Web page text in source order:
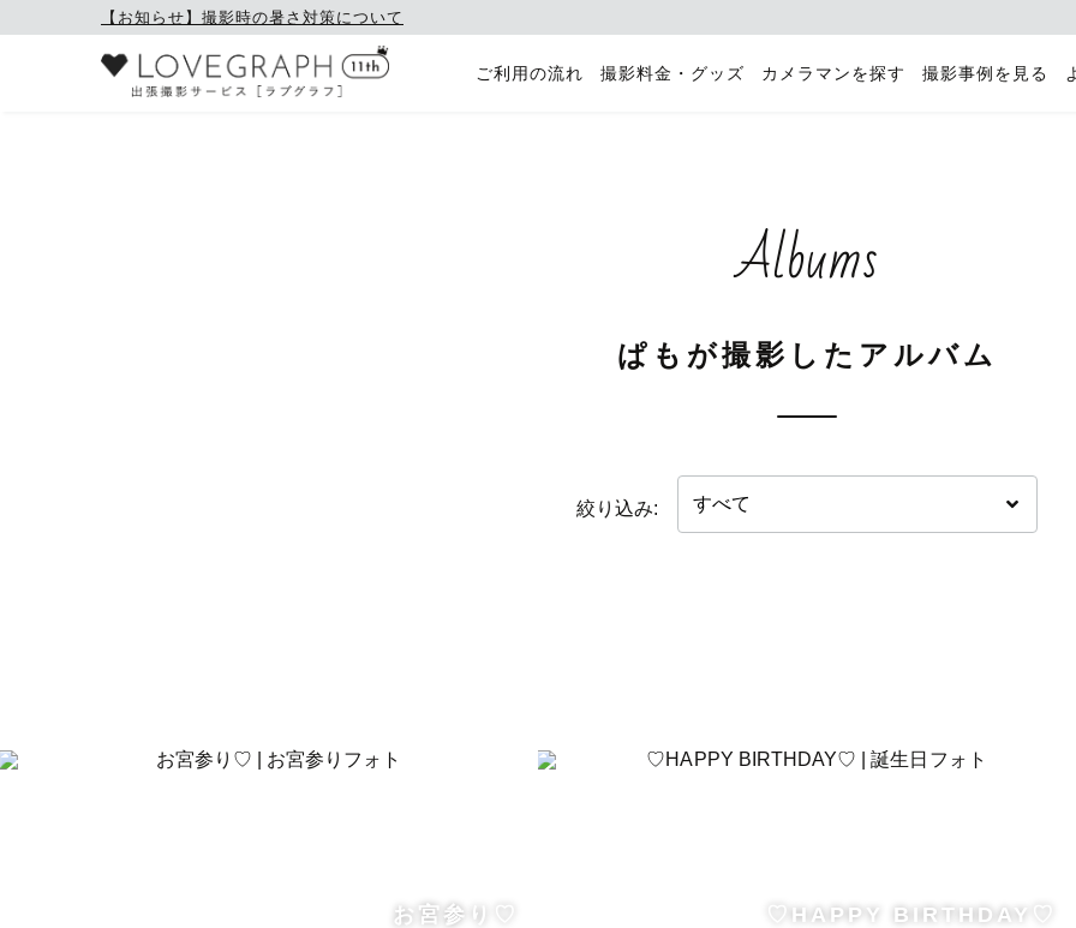
【お知らせ】撮影時の暑さ対策について
ご利用の流れ 撮影料金・グッズ カメラマンを探す 撮影事例を見る
Albums
ぱもが撮影したアルバム
絞り込み:
お宮参り♡ ♡HAPPY BIRTHDAY♡